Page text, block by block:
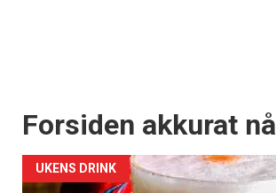
Forsiden akkurat nå
UKENS DRINK